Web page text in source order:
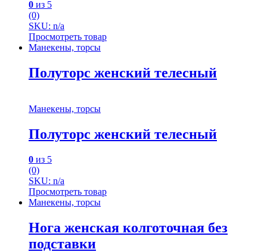
0 из 5
(0)
SKU: n/a
Просмотреть товар
Манекены, торсы
Полуторс женский телесный
Манекены, торсы
Полуторс женский телесный
0 из 5
(0)
SKU: n/a
Просмотреть товар
Манекены, торсы
Нога женская колготочная без
подставки